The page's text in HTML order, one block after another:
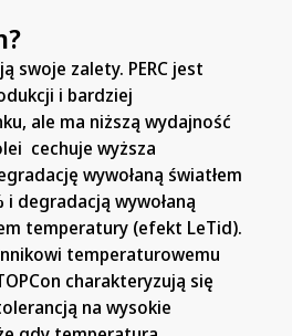
swoje zalety. PERC jest
i bardziej
ale ma niższą wydajność
cechuje wyższa
wywołaną światłem
degradacją wywołaną
temperatury (efekt LeTid).
temperaturowemu
charakteryzują się
na wysokie